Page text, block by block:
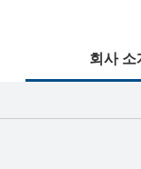
회사 소